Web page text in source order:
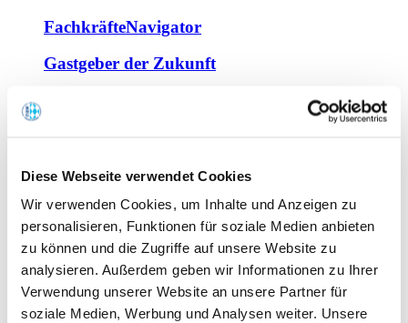
Diese Webseite verwendet Cookies
Wir verwenden Cookies, um Inhalte und Anzeigen zu
personalisieren, Funktionen für soziale Medien anbieten
zu können und die Zugriffe auf unsere Website zu
analysieren. Außerdem geben wir Informationen zu Ihrer
Verwendung unserer Website an unsere Partner für
soziale Medien, Werbung und Analysen weiter. Unsere
FachkräfteNavigator
Gastgeber der Zukunft
Offene Seminare
Tagen im Palais
Wirte-und Unternehmerbrief
Lernplattform BOUNTI
Partner
Branchennahe Organisationen